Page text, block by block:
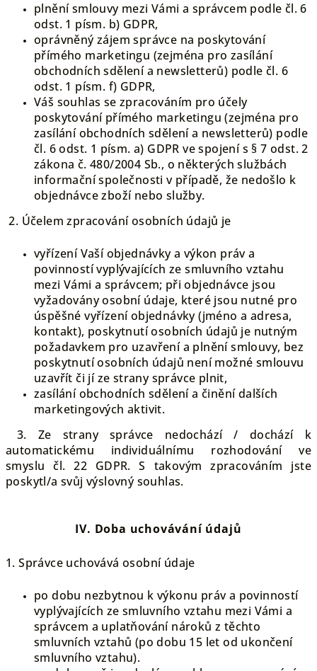
plnění smlouvy mezi Vámi a správcem podle čl. 6
odst. 1 písm. b) GDPR,
oprávněný zájem správce na poskytování
přímého marketingu (zejména pro zasílání
obchodních sdělení a newsletterů) podle čl. 6
odst. 1 písm. f) GDPR,
Váš souhlas se zpracováním pro účely
poskytování přímého marketingu (zejména pro
zasílání obchodních sdělení a newsletterů) podle
čl. 6 odst. 1 písm. a) GDPR ve spojení s § 7 odst. 2
zákona č. 480/2004 Sb., o některých službách
informační společnosti v případě, že nedošlo k
objednávce zboží nebo služby.
2. Účelem zpracování osobních údajů je
vyřízení Vaší objednávky a výkon práv a
povinností vyplývajících ze smluvního vztahu
mezi Vámi a správcem; při objednávce jsou
vyžadovány osobní údaje, které jsou nutné pro
úspěšné vyřízení objednávky (jméno a adresa,
kontakt), poskytnutí osobních údajů je nutným
požadavkem pro uzavření a plnění smlouvy, bez
poskytnutí osobních údajů není možné smlouvu
uzavřít či jí ze strany správce plnit,
zasílání obchodních sdělení a činění dalších
marketingových aktivit.
3. Ze strany správce nedochází / dochází k
automatickému individuálnímu rozhodování ve
smyslu čl. 22 GDPR. S takovým zpracováním jste
poskytl/a svůj výslovný souhlas.
IV. Doba uchovávání údajů
1. Správce uchovává osobní údaje
po dobu nezbytnou k výkonu práv a povinností
vyplývajících ze smluvního vztahu mezi Vámi a
správcem a uplatňování nároků z těchto
smluvních vztahů (po dobu 15 let od ukončení
smluvního vztahu).